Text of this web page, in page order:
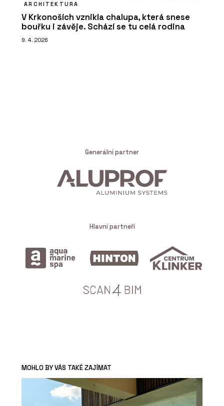
ARCHITEKTURA
V Krkonoších vznikla chalupa, která snese
bouřku i závěje. Schází se tu celá rodina
9. 4. 2026
Generální partner
Hlavní partneři
MOHLO BY VÁS TAKÉ ZAJÍMAT